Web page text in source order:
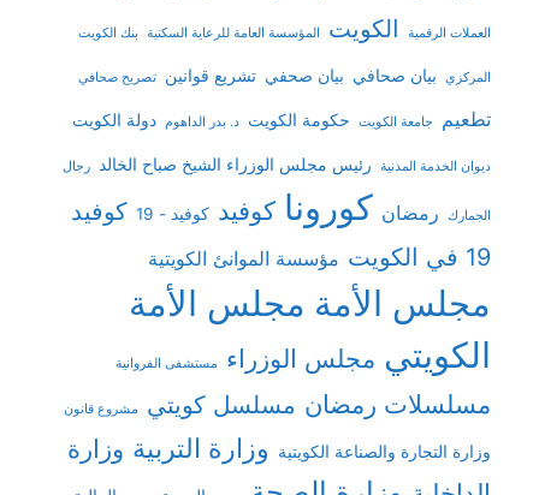
العملات الرقمية الكويت المؤسسة العامة للرعاية السكنية بنك الكويت
المركزي بيان صحافي بيان صحفي تشريع قوانين تصريح صحافي
تطعيم جامعة الكويت حكومة الكويت د. بدر الداهوم دولة الكويت
ديوان الخدمة المدنية رئيس مجلس الوزراء الشيخ صباح الخالد رجال
الجمارك رمضان كورونا كوفيد كوفيد - 19
كوفيد
19 في الكويت
مؤسسة الموانئ الكويتية
مجلس الأمة مجلس الأمة
الكويتي مجلس الوزراء مستشفى الفروانية
مسلسلات رمضان مسلسل كويتي مشروع قانون
وزارة التجارة والصناعة الكويتية وزارة التربية وزارة